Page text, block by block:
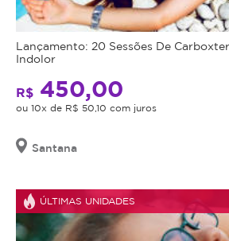
Lançamento: 20 Sessões De
Indolor
R$ 450,00
ou 10x de R$ 50,10 com juros
Santana
ÚLTIMAS UNIDADES